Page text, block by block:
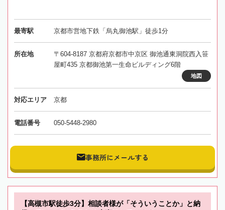
最寄駅 京都市営地下鉄「烏丸御池駅」徒歩1分
所在地
〒604-8187 京都府京都市中京区 御池通東洞院西入笹
屋町435 京都御池第一生命ビルディング6階
地図
対応エリア 京都
電話番号 050-5448-2980
事務所にメールする
【高槻市駅徒歩3分】相談者様が「そういうことか」と納